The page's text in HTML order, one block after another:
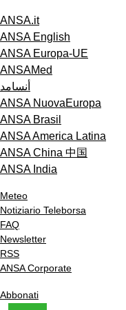
ANSA.it
ANSA English
ANSA Europa-UE
ANSAMed
أنسامد
ANSA NuovaEuropa
ANSA Brasil
ANSA America Latina
ANSA China 中国
ANSA India
Meteo
Notiziario Teleborsa
FAQ
Newsletter
RSS
ANSA Corporate
Abbonati